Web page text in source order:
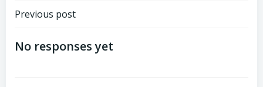
Навигация
по
Previous post
No responses yet